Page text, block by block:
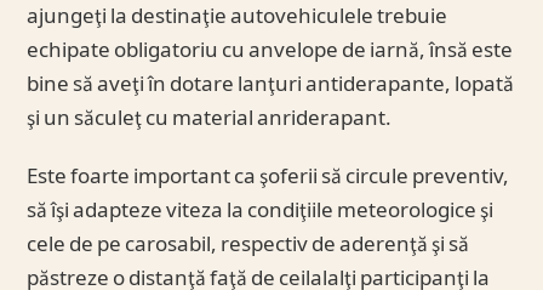
ajungeţi la destinaţie autovehiculele trebuie
echipate obligatoriu cu anvelope de iarnă, însă este
bine să aveţi în dotare lanţuri antiderapante, lopată
şi un săculeţ cu material anriderapant.
Este foarte important ca şoferii să circule preventiv,
să îşi adapteze viteza la condiţiile meteorologice şi
cele de pe carosabil, respectiv de aderenţă şi să
păstreze o distanţă faţă de ceilalalţi participanţi la